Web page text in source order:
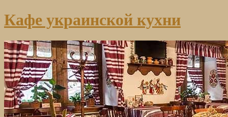
Кафе украинской кухни